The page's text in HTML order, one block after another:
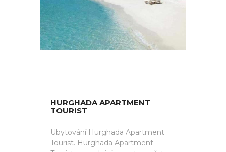
HURGHADA APARTMENT
TOURIST
Ubytování Hurghada Apartment
Tourist. Hurghada Apartment